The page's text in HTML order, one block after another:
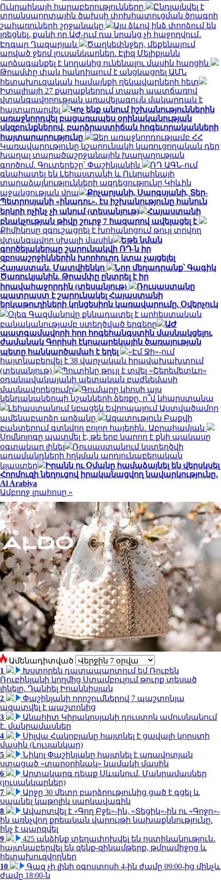
Ուկրաինայի հարաբերությունները
Ընդլայնվել է
տրանսպորտային ծախսի փոխհատուցման ծրագրի
շահառուների շրջանակը
Այս ձևով ինձ փորձում են
լռեցնել, քանի որ ԱԺ-ում դա նրանց չի հաջողվում․
Էդգար Ղազարյան
Ծաղկեփնջեր, մեքենայում
արված ջերմ լուսանկարներ. Էլիզ Մելիքյանն
արձագանքել է կողակից ունենալու մասին հարցին
Թրամփը փակ հանդիպում է անցկացրել ԱՄՆ
հետախուզական համայնքի ղեկավարների հետ
Իտալիայի 27 քաղաքներում տապի պատճառով
վտանգավորության առավելագույն մակարդակ է
հայտարարվել
Կոչ ենք անում իշխանություններին
առաջնորդվել բացառապես օրինականության
սկզբունքներով. բարձրաստիճան հոգեւորականների
հայտարարությունը
Ձեր առաջնորդությամբ ՀՀ
Կառավարությունը կշարունակի կառուցողական դեր
խաղալ տարածաշրջանային խաղաղության
գործում. Գուտերեշը՝ Փաշինյանին
ՌԴ ԱԳՆ-ում
գնահատել են Լեհաստանի և Ուկրաինայի
տարաձայնությունների ազդեցությունը Կիևին
աջակցության վրա
Քոչարյանի, Սարգսյանի, Տեր-
Պետրոսյանի «ինադու». էս իշխանությունը հանուն
երկրի ոչինչ չի անում (տեսանյութ)
Հայաստանի
բնակչության թիվը շուրջ 7 հազարով ավելացել է
Քիմիկոսը զգուշացրել է խոհանոցում թույլ տրվող
վտանգավոր սխալի մասին
Եթե նման
գործելակերպը շարունակվի ՌԴ-ն իր
զբոսաշրջիկներին խորհուրդ կտա չայցելել
Հայաստան. Մատվիենկո
Նոր մեղադրանք՝ Գագիկ
Ծառուկյանին. Թրամփը ընտրել է իր
իրավահաջորդին (տեսանյութ)
Ռուսաստանը
պատրաստ է շարունակել Հայաստանի
երկաթուղիների կոնցեսիոն կառավարումը. Օվերչուկ
Օլեգ Գազմանովը քննադատել է արհեստական
բանականությամբ ստեղծված երգերը
ԱԺ
պատգամավորի հոր հոգեհանգստին մասնակցելու
ժամանակ Գորիսի էկոպարեկային ծառայության
պետը հանկարծամահ է եղել
«Էմ Ջի»-ում
հայտնաբերվել է 38 վարչական իրավախախտում
(տեսանյութ)
Պուտինը թույլ է տվել «Շերեմետևո»
օդանավակայանի պետական բաժնեմասի
մասնավորեցումը
Գումարը կհոսի այս
կենդանակերպի նշանների ձեռքը. ո՞վ կհարստանա
Լեհաստանում կբացեն Եվրոպայում Աստվածամոր
ամենաբարձր արձանը
Ազատություն Բաքվի
բանտերում գտնվող բոլոր հայերին․ Աբրահամյան
Սոմնոլոգը պատմել է, թե երբ կարող է քնի պակասը
օգտակար լինել
Ռուսաստանում կստեղծվի
ադամանդների հղկման արդյունաբերական
կլաստեր
Իրանն ու Օմանը համաձայնել են վերսկսել
Հորմուզի նեղուցով իրականացվող նավարկությունը․
Al Arabiya
Ամբողջ լրահոսը »
Ամենադիտված
1
Խստորեն դատապարտում եմ Ռուբեն
Ռուբինյանի կողմից Ստամբուլում թուրք տեսած
լինելը. Դանիել Իոաննիսյան
2
Փաշինյանի որոշումներով 7 պաշտոնյա
ազատվել է պաշտոնից
3
Անահիտ Կիրակոսյանի դուստրն ամուսնանում
է. մանրամասներ
4
Սիլվա Հակոբյանը հայտնել է ցավալի կորստի
մասին (Լուսանկար)
5
Նիկոլ Փաշինյանը հայտնել է առավոտյան
ստացած «տարօրինակ» նամակի մասին
6
Արտակարգ դեպք Սևանում. Մանրամասներ
(լուսանկարներ)
7
Արջը 30 մետր բարձրությունից ցած է գցել և
սպանել կաթոլիկ սարկավագին
8
Ավարտվել է «Գող Բջե»-ին, «Տեցիկ»-ին ու «Գոջո»-
ին առնչվող քրեական վարույթի նախաքննությունը.
ինչ է պարզվել
9
425 անձինք տեղափոխվել են ոստիկանություն․
հայտնաբերվել են զենք-զինամթերք, թմրամիջոց և
հետախուզվողներ
10
Գազ չի լինի օգոստոսի 4-ին ժամը 09:00-ից մինչև
ժամը 18:00-ն